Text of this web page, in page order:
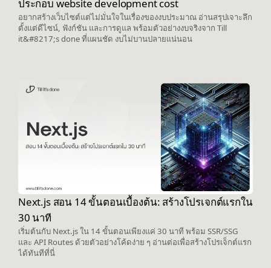
ประกอบ website development cost
อยากสร้างเว็บไซต์แต่ไม่มั่นใจในเรื่องของงบประมาณ อ่านสรุปเจาะลึก
ตั้งแต่ดีไซน์, ฟังก์ชัน และการดูแล พร้อมตัวอย่างงบจริงจาก Till
it&#8217;s done ที่แผนชัด งบไม่บานปลายแน่นอน
Next.js สอน 14 ขั้นตอนเบื้องต้น: สร้างโปรเจกต์แรกใน
30 นาที
เริ่มต้นกับ Next.js ใน 14 ขั้นตอนเพียงแค่ 30 นาที พร้อม SSR/SSG
และ API Routes ด้วยตัวอย่างโค้ดง่าย ๆ อ่านต่อเพื่อสร้างโปรเจ็กต์แรก
ได้ทันทีที่นี่